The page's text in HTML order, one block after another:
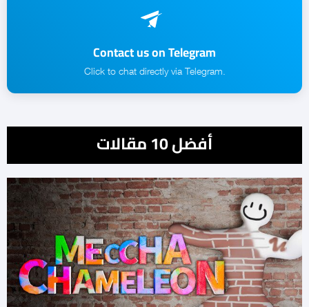
Contact us on Telegram
.Click to chat directly via Telegram
أفضل 10 مقالات